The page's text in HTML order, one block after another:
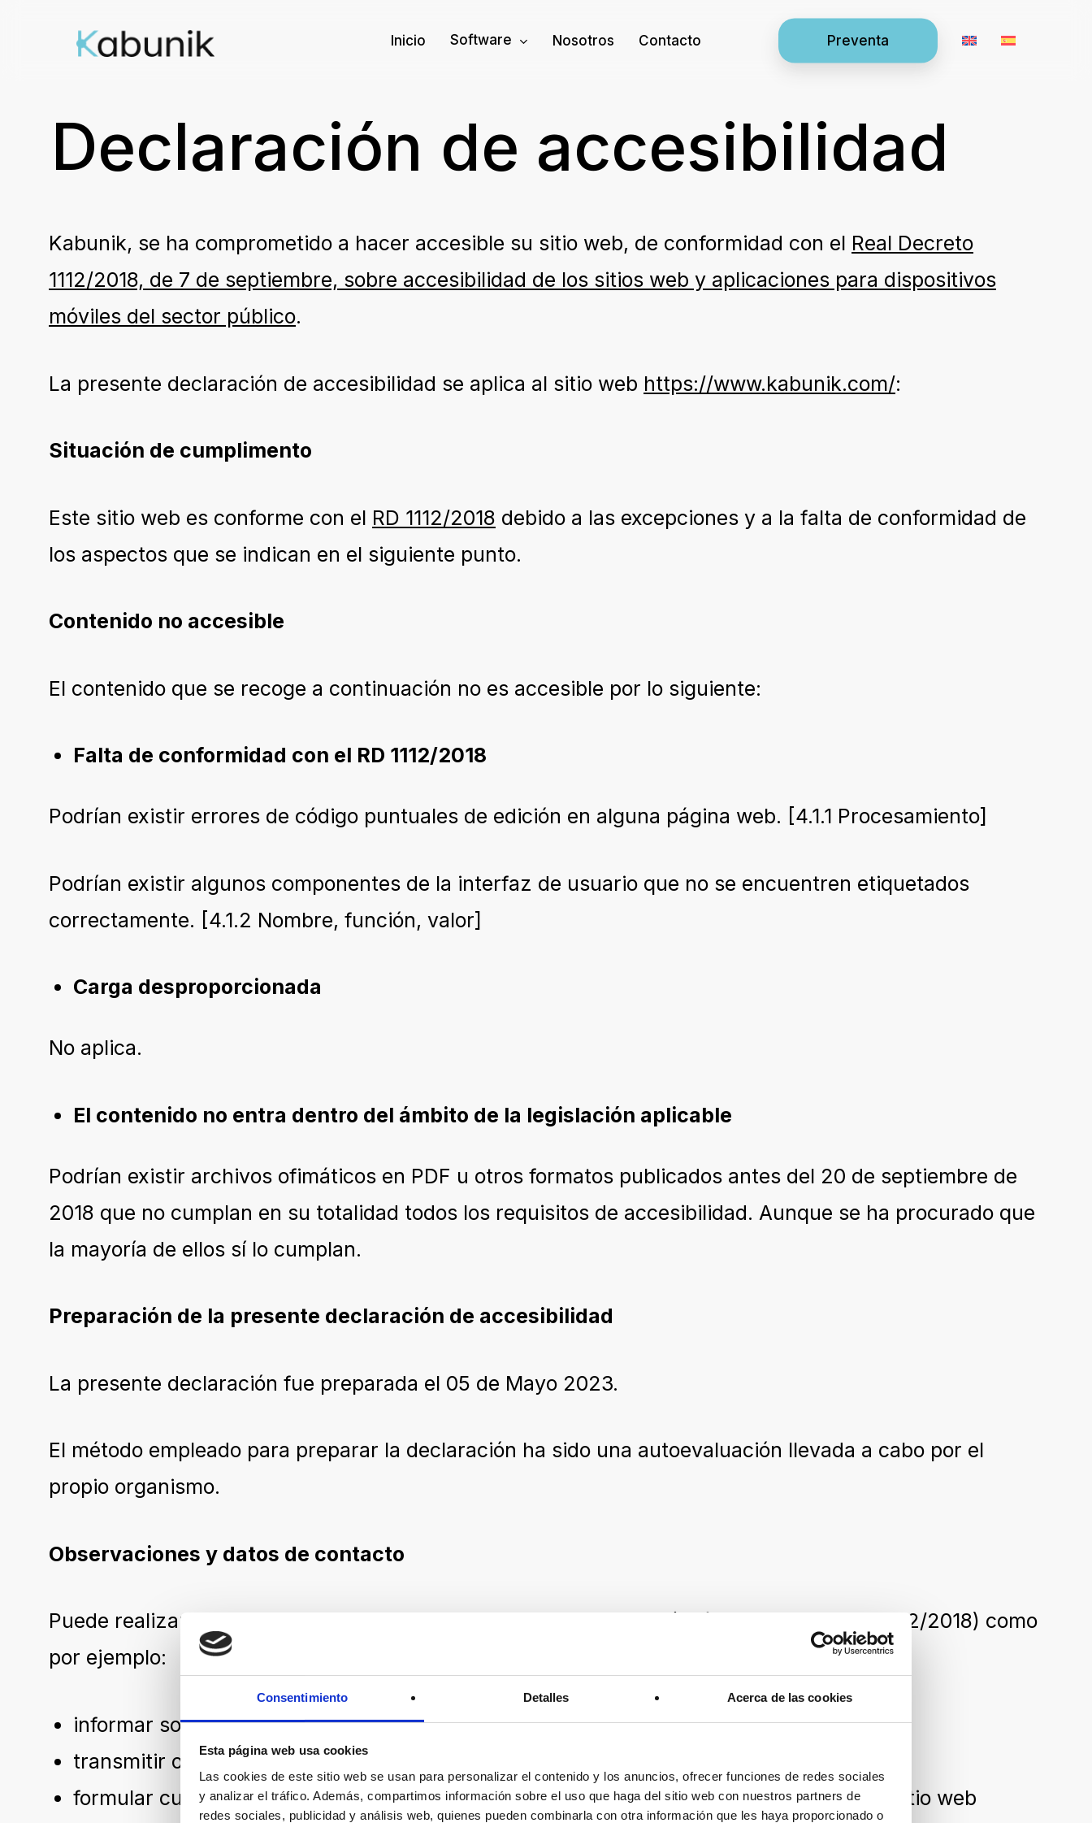
Consentimiento Detalles Acerca de las cookies
Esta página web usa cookies
Las cookies de este sitio web se usan para personalizar el contenido y los anuncios, ofrecer funciones de redes sociales
y analizar el tráfico. Además, compartimos información sobre el uso que haga del sitio web con nuestros partners de
redes sociales, publicidad y análisis web, quienes pueden combinarla con otra información que les haya proporcionado o
content
Inicio Software Nosotros Contacto Preventa
Declaración de accesibilidad
Kabunik, se ha comprometido a hacer accesible su sitio web, de conformidad con el Real Decreto
1112/2018, de 7 de septiembre, sobre accesibilidad de los sitios web y aplicaciones para dispositivos
móviles del sector público.
La presente declaración de accesibilidad se aplica al sitio web https://www.kabunik.com/:
Situación de cumplimento
Este sitio web es conforme con el RD 1112/2018 debido a las excepciones y a la falta de conformidad de
los aspectos que se indican en el siguiente punto.
Contenido no accesible
El contenido que se recoge a continuación no es accesible por lo siguiente:
Falta de conformidad con el RD 1112/2018
Podrían existir errores de código puntuales de edición en alguna página web. [4.1.1 Procesamiento]
Podrían existir algunos componentes de la interfaz de usuario que no se encuentren etiquetados
correctamente. [4.1.2 Nombre, función, valor]
Carga desproporcionada
No aplica.
El contenido no entra dentro del ámbito de la legislación aplicable
Podrían existir archivos ofimáticos en PDF u otros formatos publicados antes del 20 de septiembre de
2018 que no cumplan en su totalidad todos los requisitos de accesibilidad. Aunque se ha procurado que
la mayoría de ellos sí lo cumplan.
Preparación de la presente declaración de accesibilidad
La presente declaración fue preparada el 05 de Mayo 2023.
El método empleado para preparar la declaración ha sido una autoevaluación llevada a cabo por el
propio organismo.
Observaciones y datos de contacto
Puede realizar comunicaciones sobre requisitos de accesibilidad (artículo 10.2.a del RD 1112/2018) como
por ejemplo:
informar sobre cualquier posible incumplimiento por parte de este sitio web
transmitir otras dificultades de acceso al contenido
formular cualquier otra consulta o sugerencia de mejora relativa a la accesibilidad del sitio web